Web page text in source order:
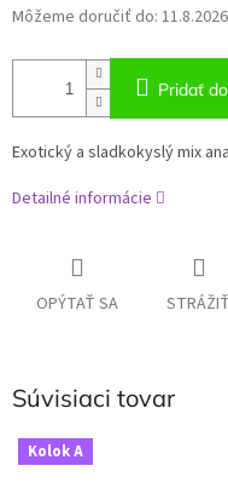
Môžeme doručiť do: 11.8.2026
Pridať
Exotický a sladkokyslý mix
Detailné informácie
OPÝTAŤ SA STRÁŽIŤ
Súvisiaci tovar
Kolok A